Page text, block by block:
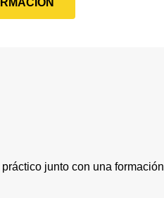
junto con una formación